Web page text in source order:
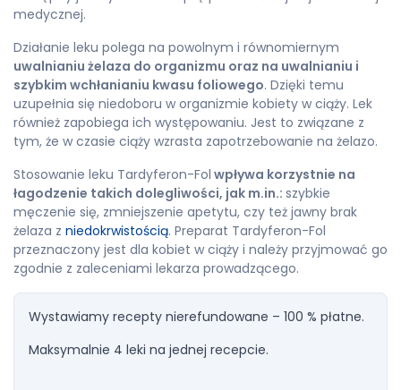
medycznej.
Działanie leku polega na powolnym i równomiernym
uwalnianiu żelaza do organizmu oraz na uwalnianiu i
szybkim wchłanianiu kwasu foliowego. Dzięki temu
uzupełnia się niedoboru w organizmie kobiety w ciąży. Lek
również zapobiega ich występowaniu. Jest to związane z
tym, że w czasie ciąży wzrasta zapotrzebowanie na żelazo.
Stosowanie leku Tardyferon-Fol wpływa korzystnie na
łagodzenie takich dolegliwości, jak m.in.: szybkie
męczenie się, zmniejszenie apetytu, czy też jawny brak
żelaza z niedokrwistością. Preparat Tardyferon-Fol
przeznaczony jest dla kobiet w ciąży i należy przyjmować go
zgodnie z zaleceniami lekarza prowadzącego.
Wystawiamy recepty nierefundowane – 100 % płatne.
Maksymalnie 4 leki na jednej recepcie.